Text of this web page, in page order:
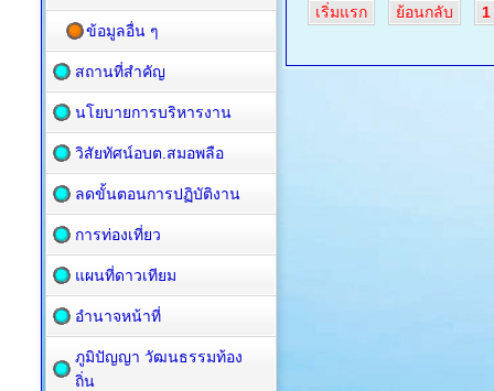
เริ่มแรก ย้อนกลับ 1
ข้อมูลอื่น ๆ
สถานที่สำคัญ
นโยบายการบริหารงาน
วิสัยทัศน์อบต.สมอพลือ
ลดขั้นตอนการปฏิบัติงาน
การท่องเที่ยว
แผนที่ดาวเทียม
อำนาจหน้าที่
ภูมิปัญญา วัฒนธรรมท้อง
ถิ่น